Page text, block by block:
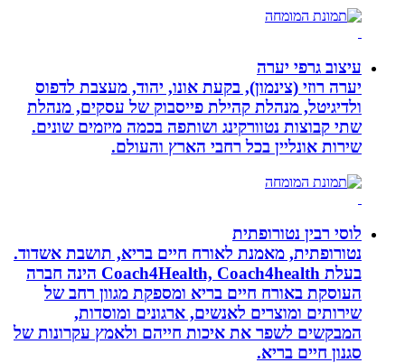
עיצוב גרפי יערה
יערה רוזי (צינמון), בקעת אונו, יהוד, מעצבת לדפוס
ולדיגיטל, מנהלת קהילת פייסבוק של עסקים, מנהלת
שתי קבוצות נטוורקינג ושותפה בכמה מיזמים שונים.
שירות אונליין בכל רחבי הארץ והעולם.
לוסי רבין נטורופתית
נטורופתית, מאמנת לאורח חיים בריא, תושבת אשדוד.
בעלת Coach4Health, Coach4health הינה חברה
העוסקת באורח חיים בריא ומספקת מגוון רחב של
שירותים ומוצרים לאנשים, ארגונים ומוסדות,
המבקשים לשפר את איכות חייהם ולאמץ עקרונות של
סגנון חיים בריא.